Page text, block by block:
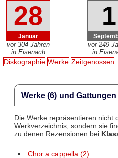
28
Januar
vor 304 Jahren
in Eisenach
1
vor 249
in
Diskographie Werke Zeitgenossen
Werke (6) und Gattungen
Die Werke repräsentieren nicht
Werkverzeichnis, sondern sie
zu denen Rezensionen bei
Chor a cappella (2)